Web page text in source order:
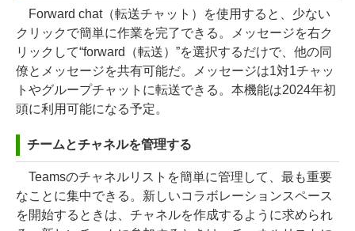
Forward chat（転送チャット）を使用すると、少ない
クリックで簡単に作業を完了できる。メッセージを右ク
リックして“forward（転送）”を選択するだけで、他の同
僚とメッセージを共有可能だ。メッセージは1対1チャッ
トやグループチャットに転送できる。本機能は2024年初
頭に利用可能になる予定。
チームとチャネルを管理する
Teamsのチャネルリストを簡単に管理して、最も重要
なことに集中できる。新しいコラボレーションスペース
を開始するときは、チャネルを作成するように求められ